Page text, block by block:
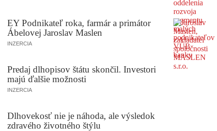
EY Podnikateľ roka, farmár a primátor
Ábelovej Jaroslav Maslen
INZERCIA
Predaj dlhopisov štátu skončil. Investori
majú ďalšie možnosti
INZERCIA
Dlhovekosť nie je náhoda, ale výsledok
zdravého životného štýlu